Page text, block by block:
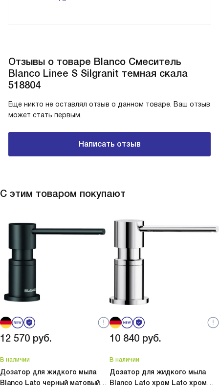
Отзывы о товаре Blanco Смеситель
Blanco Linee S Silgranit темная скала
518804
Еще никто не оставлял отзыв о данном товаре. Ваш отзыв
может стать первым.
Написать отзыв
С этим товаром покупают
12 570 руб.
В наличии
Дозатор для жидкого мыла
Blanco Lato черный матовый
10 840 руб.
В наличии
Дозатор для жидкого мыла
Blanco Lato хром Lato хром